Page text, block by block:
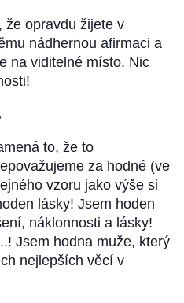
opravdu žijete v
nádhernou afirmaci a
na viditelné místo. Nic
to, že to
za hodné (ve
vzoru jako výše si
lásky! Jsem hoden
náklonnosti a lásky!
Jsem hodna muže, který
nejlepších věcí v